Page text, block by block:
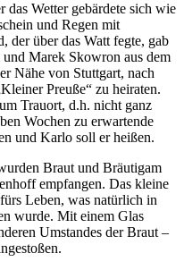
das Wetter gebärdete sich wie
und Regen mit
der über das Watt fegte, gab
Marek Skowron aus dem
Nähe von Stuttgart, nach
Preuße“ zu heiraten.
Trauort, d.h. nicht ganz
Wochen zu erwartende
und Karlo soll er heißen.
Braut und Bräutigam
empfangen. Das kleine
Leben, was natürlich in
wurde. Mit einem Glas
Umstandes der Braut –